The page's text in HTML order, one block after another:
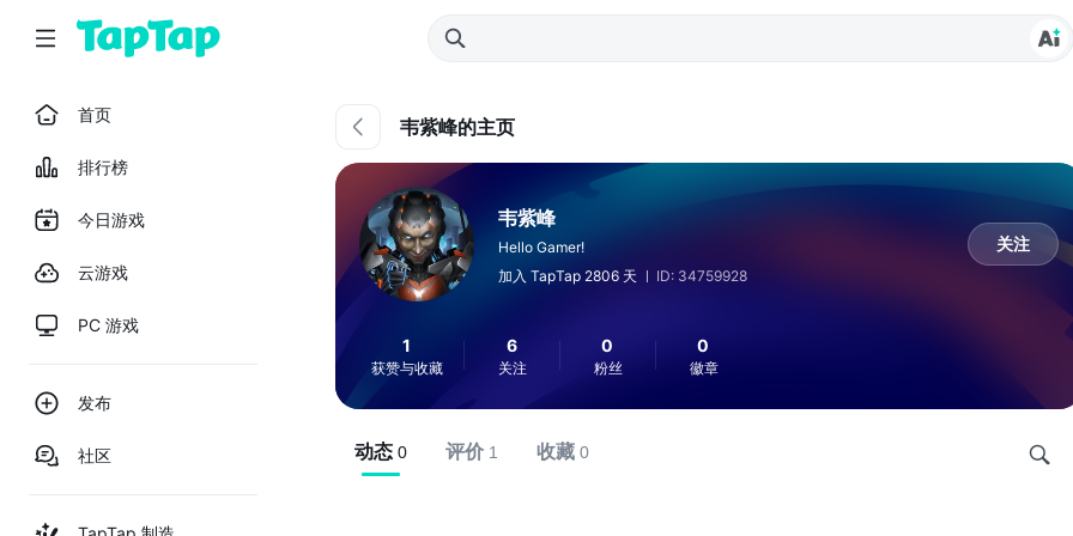
首页
排行榜
今日游戏
云游戏
PC 游戏
发布
社区
韦紫峰的主页
韦紫峰
Hello Gamer!
加入 TapTap 2806 天
ID: 34759928
关注
1
获赞与收藏
6
关注
0
粉丝
0
徽章
动态 0 评价 1 收藏 0